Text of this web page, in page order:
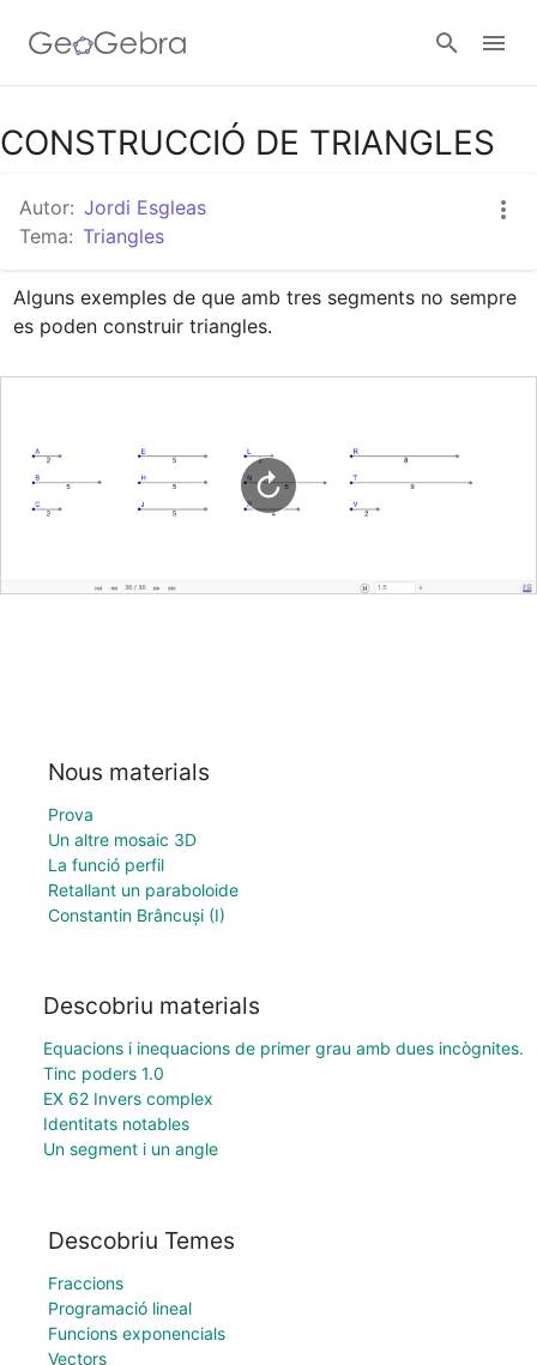
Google Classroom
Aula GeoGebra
Valideu-vos
CONSTRUCCIÓ DE TRIANGLES
Autor: Jordi Esgleas
Tema: Triangles
Alguns exemples de que amb tres segments no sempre
es poden construir triangles.
Nous materials
Prova
Un altre mosaic 3D
La funció perfil
Retallant un paraboloide
Constantin Brâncuși (I)
Descobriu materials
Equacions i inequacions de primer grau amb dues incògnites.
Tinc poders 1.0
EX 62 Invers complex
Identitats notables
Un segment i un angle
Descobriu Temes
Fraccions
Programació lineal
Funcions exponencials
Vectors